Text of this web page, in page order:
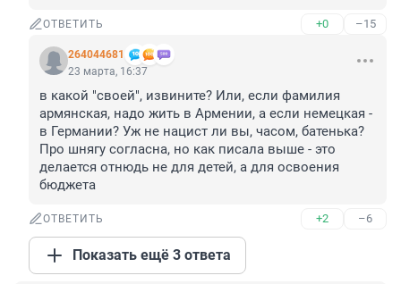
ОТВЕТИТЬ +0 –15
264044681
23 марта, 16:37
в какой "своей", извините? Или, если фамилия
армянская, надо жить в Армении, а если немецкая -
в Германии? Уж не нацист ли вы, часом, батенька?
Про шнягу согласна, но как писала выше - это
делается отнюдь не для детей, а для освоения
бюджета
ОТВЕТИТЬ +2 –6
Показать ещё 3 ответа